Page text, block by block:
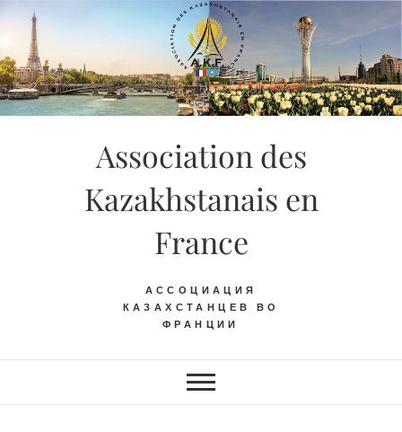
Skip
content
Association des
Kazakhstanais en
France
АССОЦИАЦИЯ
КАЗАХСТАНЦЕВ ВО
ФРАНЦИИ